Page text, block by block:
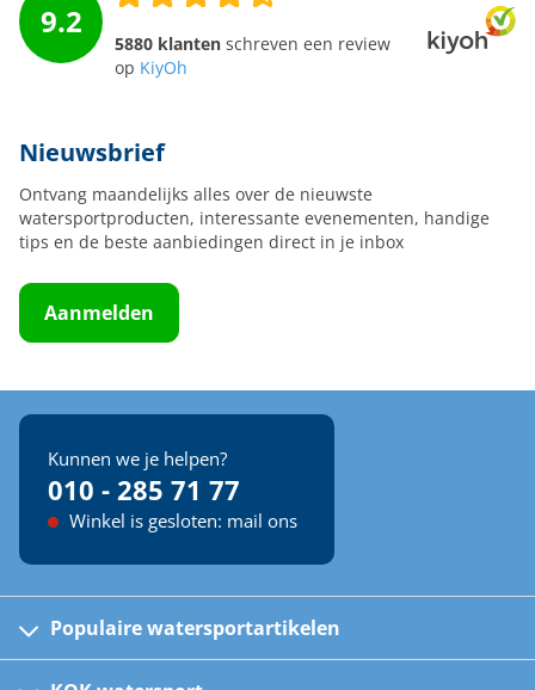
9.2
5880 klanten schreven een review
op KiyOh
Nieuwsbrief
Ontvang maandelijks alles over de nieuwste
watersportproducten, interessante evenementen, handige
tips en de beste aanbiedingen direct in je inbox
Aanmelden
Kunnen we je helpen?
010 - 285 71 77
Winkel is gesloten: mail ons
Populaire watersportartikelen